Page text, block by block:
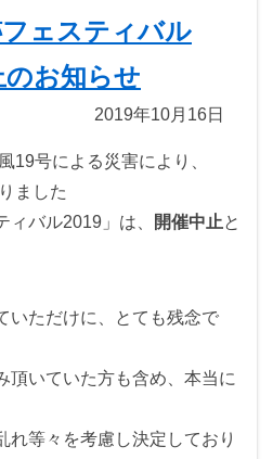
フェスティバル
のお知らせ
2019年10月16日
19号による災害により、
ました
ィバル2019」は、
開催中止と
いただけに、とても残念で
頂いていた方も含め、本当に
れ等々を考慮し決定しており